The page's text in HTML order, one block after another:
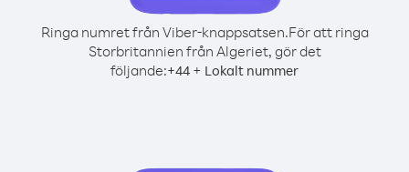
Ringa numret från Viber-knappsatsen.För att ringa
Storbritannien från Algeriet, gör det
följande:+44 + Lokalt nummer